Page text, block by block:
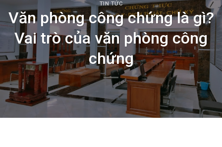
TIN TỨC
Văn phòng công chứng là gì?
Vai trò của văn phòng công
chứng